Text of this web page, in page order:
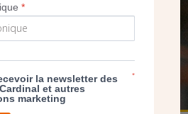
UN DON
*
la newsletter des
et autres
marketing
*